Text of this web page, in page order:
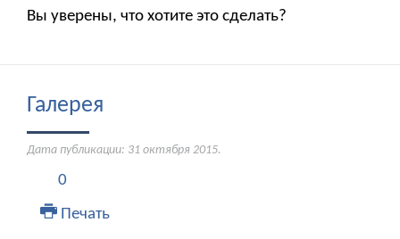
Вы уверены, что хотите это сделать?
Галерея
Дата публикации: 31 октября 2015.
0
Печать